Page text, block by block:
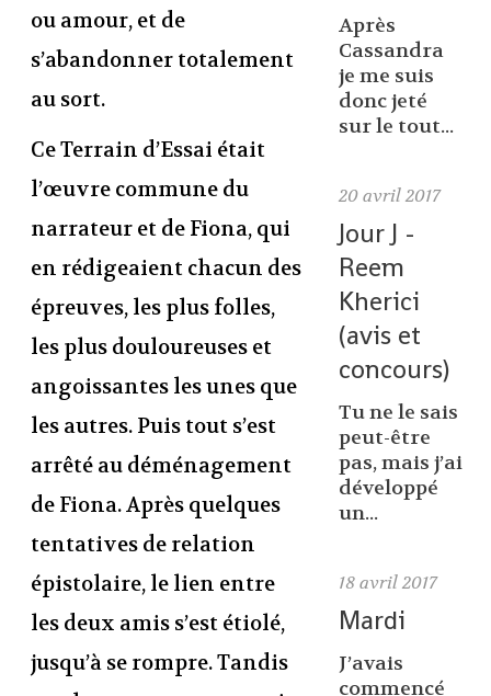
ou amour, et de
s’abandonner totalement
au sort.
Ce Terrain d’Essai était
l’œuvre commune du
narrateur et de Fiona, qui
en rédigeaient chacun des
épreuves, les plus folles,
les plus douloureuses et
angoissantes les unes que
les autres. Puis tout s’est
arrêté au déménagement
de Fiona. Après quelques
tentatives de relation
épistolaire, le lien entre
les deux amis s’est étiolé,
jusqu’à se rompre. Tandis
Après
Cassandra
je me suis
donc jeté
sur le tout...
20 avril 2017
Jour J -
Reem
Kherici
(avis et
concours)
Tu ne le sais
peut-être
pas, mais j’ai
développé
un...
18 avril 2017
Mardi
J’avais
commencé